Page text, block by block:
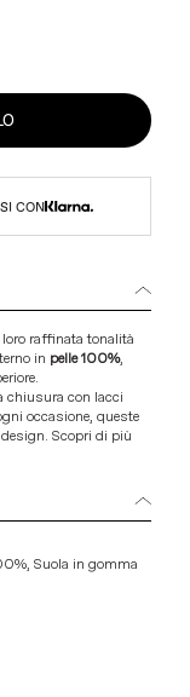
CON
loro raffinata tonalità
in pelle 100%,
chiusura con lacci
occasione, queste
Scopri di più
Suola in gomma